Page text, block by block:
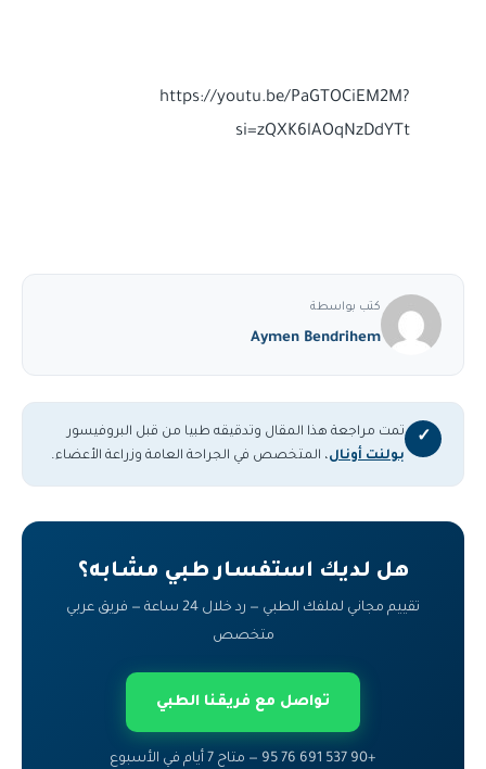
https://youtu.be/PaGTOCiEM2M?
si=zQXK6lAOqNzDdYTt
كتب بواسطة
Aymen Bendrihem
✓
تمت مراجعة هذا المقال وتدقيقه طبيا من قبل البروفيسور
بولنت أونال، المتخصص في الجراحة العامة وزراعة الأعضاء.
هل لديك استفسار طبي مشابه؟
تقييم مجاني لملفك الطبي — رد خلال 24 ساعة — فريق عربي
متخصص
تواصل مع فريقنا الطبي
+90 537 691 76 95 — متاح 7 أيام في الأسبوع